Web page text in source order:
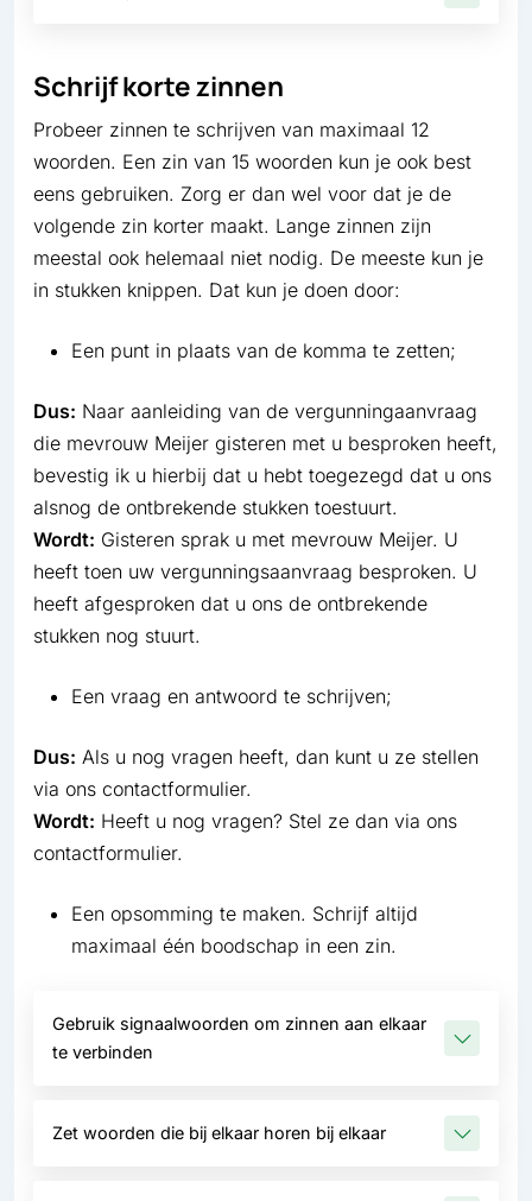
Schrijf korte zinnen
Probeer zinnen te schrijven van maximaal 12
woorden. Een zin van 15 woorden kun je ook best
eens gebruiken. Zorg er dan wel voor dat je de
volgende zin korter maakt. Lange zinnen zijn
meestal ook helemaal niet nodig. De meeste kun je
in stukken knippen. Dat kun je doen door:
Een punt in plaats van de komma te zetten;
Dus: Naar aanleiding van de vergunningaanvraag
die mevrouw Meijer gisteren met u besproken heeft,
bevestig ik u hierbij dat u hebt toegezegd dat u ons
alsnog de ontbrekende stukken toestuurt.
Wordt: Gisteren sprak u met mevrouw Meijer. U
heeft toen uw vergunningsaanvraag besproken. U
heeft afgesproken dat u ons de ontbrekende
stukken nog stuurt.
Een vraag en antwoord te schrijven;
Dus: Als u nog vragen heeft, dan kunt u ze stellen
via ons contactformulier.
Wordt: Heeft u nog vragen? Stel ze dan via ons
contactformulier.
Een opsomming te maken. Schrijf altijd
maximaal één boodschap in een zin.
Gebruik signaalwoorden om zinnen aan elkaar
te verbinden
Zet woorden die bij elkaar horen bij elkaar